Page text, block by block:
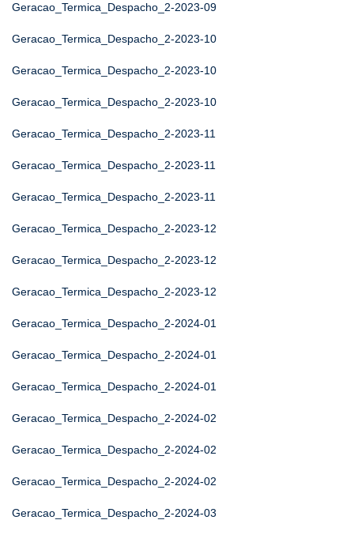
Geracao_Termica_Despacho_2-2023-09
Geracao_Termica_Despacho_2-2023-10
Geracao_Termica_Despacho_2-2023-10
Geracao_Termica_Despacho_2-2023-10
Geracao_Termica_Despacho_2-2023-11
Geracao_Termica_Despacho_2-2023-11
Geracao_Termica_Despacho_2-2023-11
Geracao_Termica_Despacho_2-2023-12
Geracao_Termica_Despacho_2-2023-12
Geracao_Termica_Despacho_2-2023-12
Geracao_Termica_Despacho_2-2024-01
Geracao_Termica_Despacho_2-2024-01
Geracao_Termica_Despacho_2-2024-01
Geracao_Termica_Despacho_2-2024-02
Geracao_Termica_Despacho_2-2024-02
Geracao_Termica_Despacho_2-2024-02
Geracao_Termica_Despacho_2-2024-03